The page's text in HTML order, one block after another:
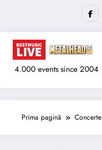
4.000 events since 2004
Prima pagină Concerte